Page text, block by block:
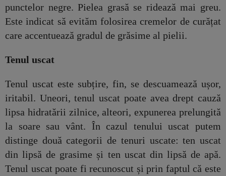
punctelor negre. Pielea grasă se ridează mai greu.
Este indicat să evităm folosirea cremelor de curățat
care accentuează gradul de grăsime al pielii.
Tenul uscat
Tenul uscat este subțire, fin, se descuamează ușor,
iritabil. Uneori, tenul uscat poate avea drept cauză
lipsa hidratării zilnice, alteori, expunerea prelungită
la soare sau vânt. În cazul tenului uscat putem
distinge două categorii de tenuri uscate: ten uscat
din lipsă de grasime și ten uscat din lipsă de apă.
Tenul uscat poate fi recunoscut și prin faptul că este